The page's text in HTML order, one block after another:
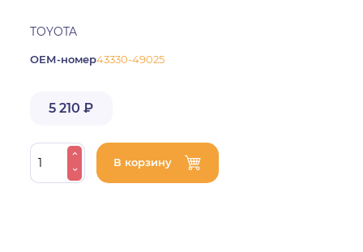
TOYOTA
ОЕМ-номер43330-49025
5 210 ₽
В корзину